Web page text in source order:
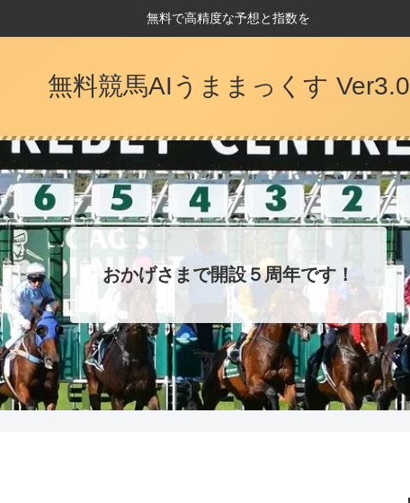
無料で高精度な予想と指数を
無料競馬AIうままっくす Ver3.0
おかげさまで開設５周年です！